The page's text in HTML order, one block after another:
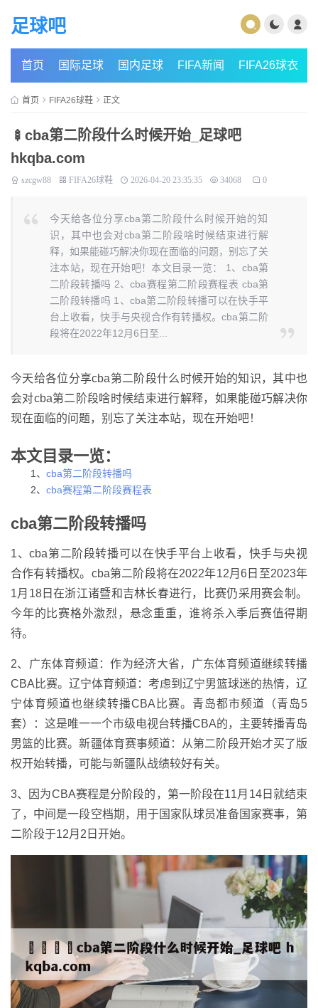
足球吧
首页 国际足球 国内足球 FIFA新闻 FIFA26球衣
首页 FIFA26球鞋 正文
🍢cba第二阶段什么时候开始_足球吧
hkqba.com
szcgw88 FIFA26球鞋 2026-04-20 23:35:35 34068 0
今天给各位分享cba第二阶段什么时候开始的知
识，其中也会对cba第二阶段啥时候结束进行解
释，如果能碰巧解决你现在面临的问题，别忘了关
注本站，现在开始吧！本文目录一览： 1、cba第
二阶段转播吗 2、cba赛程第二阶段赛程表 cba第
二阶段转播吗 1、cba第二阶段转播可以在快手平
台上收看，快手与央视合作有转播权。cba第二阶
段将在2022年12月6日至...
今天给各位分享cba第二阶段什么时候开始的知识，其中也
会对cba第二阶段啥时候结束进行解释，如果能碰巧解决你
现在面临的问题，别忘了关注本站，现在开始吧！
本文目录一览：
1、 cba第二阶段转播吗
2、 cba赛程第二阶段赛程表
cba第二阶段转播吗
1、cba第二阶段转播可以在快手平台上收看，快手与央视
合作有转播权。cba第二阶段将在2022年12月6日至2023年
1月18日在浙江诸暨和吉林长春进行，比赛仍采用赛会制。
今年的比赛格外激烈，悬念重重，谁将杀入季后赛值得期
待。
2、广东体育频道：作为经济大省，广东体育频道继续转播
CBA比赛。辽宁体育频道：考虑到辽宁男篮球迷的热情，辽
宁体育频道也继续转播CBA比赛。青岛都市频道（青岛5
套）：这是唯一一个市级电视台转播CBA的，主要转播青岛
男篮的比赛。新疆体育赛事频道：从第二阶段开始才买了版
权开始转播，可能与新疆队战绩较好有关。
3、因为CBA赛程是分阶段的，第一阶段在11月14日就结束
了，中间是一段空档期，用于国家队球员准备国家赛事，第
二阶段于12月2日开始。